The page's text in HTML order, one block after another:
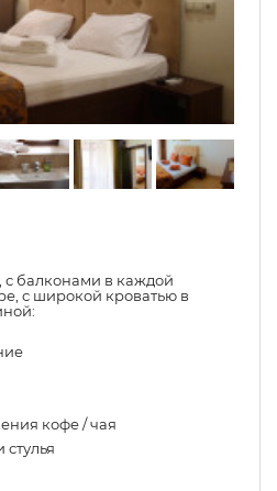
балконами в каждой
с широкой кроватью в
кофе / чая